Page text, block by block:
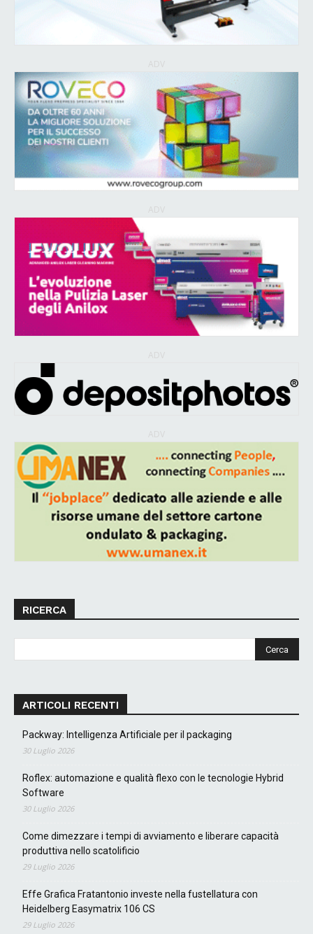
RICERCA
ARTICOLI RECENTI
Packway: Intelligenza Artificiale per il packaging
30 Luglio 2026
Roflex: automazione e qualità flexo con le tecnologie Hybrid
Software
30 Luglio 2026
Come dimezzare i tempi di avviamento e liberare capacità
produttiva nello scatolificio
29 Luglio 2026
Effe Grafica Fratantonio investe nella fustellatura con
Heidelberg Easymatrix 106 CS
29 Luglio 2026